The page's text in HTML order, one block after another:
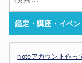
鑑定・講座・イベ
noteアカウント作っ